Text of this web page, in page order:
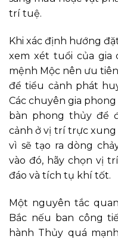
trí tuệ.
Khi xác định hướng
xem xét tuổi của gia
mệnh Mộc nên ưu
để tiểu cảnh phát
Các chuyên gia
bàn phong thủy để
cảnh ở vị trí trực xung
vì sẽ tạo ra dòng
vào đó, hãy chọn vị
đáo và tích tụ khí tốt.
Một nguyên tắc
Bắc nếu ban công
hành Thủy quá